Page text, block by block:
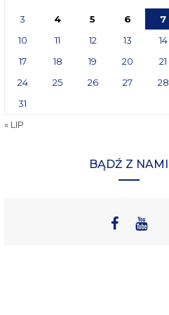
3
4 5 6 7
10
11 12 13 14
17
18 19 20 21
24
25 26 27 28
31
« LIP
BĄDŹ Z NAMI